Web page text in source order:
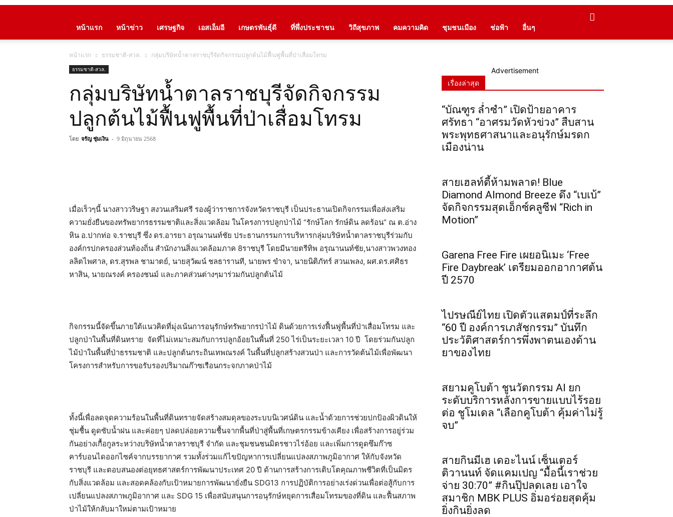
หน้าแรก หน้าข่าว เศรษฐกิจ เอสเอ็มอี เกษตรพันธุ์ดี ที่พึ่งประชาชน วิถีสุขภาพ คมความคิด ชุมชนเมือง ช่อฟ้า อื่นๆ
หน้าแรก ธรรมชาติ-สวล. กลุ่มบริษัทน้ำตาลราชบุรีจัดกิจกรรมปลูกต้นไม้ฟื้นฟูพื้นที่ป่าเสื่อมโทรม
ธรรมชาติ-สวล.
กลุ่มบริษัทน้ำตาลราชบุรีจัดกิจกรรม
ปลูกต้นไม้ฟื้นฟูพื้นที่ป่าเสื่อมโทรม
โดย จรัญ ชุ่มเงิน - 9 มิถุนายน 2568
เมื่อเร็วๆนี้ นางสาววริษฐา สงวนเสริมศรี รองผู้ว่าราชการจังหวัดราชบุรี เป็นประธานเปิดกิจกรรมเพื่อส่งเสริม
ความยั่งยืนของทรัพยากรธรรมชาติและสิ่งแวดล้อม ในโครงการปลูกป่าไม้ “รักษ์โลก รักษ์ดิน ลดร้อน” ณ ต.อ่าง
หิน อ.ปากท่อ จ.ราชบุรี ซึ่ง ดร.อารยา อรุณานนท์ชัย ประธานกรรมการบริหารกลุ่มบริษัทน้ำตาลราชบุรีร่วมกับ
องค์กรปกครองส่วนท้องถิ่น สํานักงานสิ่งแวดล้อมภาค 8ราชบุรี โดยมีนายตรีทิพ อรุณานนท์ชัย,นางสาวพวงทอง
ลลิตไพศาล, ดร.สุรพล ชามาตย์, นายสุวัฒน์ ชลธารานที, นายพร ขำจา, นายนิติภัทร์ สวนเพลง, ผศ.ดร.ศศิธร
หาสิน, นายณรงค์ ครองชนม์ และภาคส่วนต่างๆมาร่วมกันปลูกต้นไม้
กิจกรรมนี้จัดขึ้นภายใต้แนวคิดที่มุ่งเน้นการอนุรักษ์ทรัพยากรป่าไม้ ดินด้วยการเร่งฟื้นฟูพื้นที่ป่าเสื่อมโทรม และ
ปลูกป่าในพื้นที่ดินทราย จัดที่ไม่เหมาะสมกับการปลูกอ้อยในพื้นที่ 250 ไร่เป็นระยะเวลา 10 ปี โดยร่วมกันปลูก
ไม้ป่าในพื้นที่ป่าธรรมชาติ และปลูกต้นกระถินเทพณรงค์ ในพื้นที่ปลูกสร้างสวนป่า และการวัดต้นไม้เพื่อพัฒนา
โครงการสำหรับการขอรับรองปริมาณก๊าซเรือนกระจกภาคป่าไม้
ทั้งนี้เพื่อลดจุดความร้อนในพื้นที่ดินทรายจัดสร้างสมดุลของระบบนิเวศน์ดิน และน้ำด้วยการช่วยปกป้องผิวดินให้
ชุ่มชื้น ดูดซับน้ำฝน และค่อยๆ ปลดปล่อยความชื้นจากพื้นที่ป่าสู่พื้นที่เกษตรกรรมข้างเคียง เพื่อสร้างการอยู่ร่วม
กันอย่างเกื้อกูลระหว่างบริษัทน้ำตาลราชบุรี จำกัด และชุมชนชนมิตรชาวไร่อ้อย และเพิ่มการดูดซึมก๊าซ
คาร์บอนไดออกไซค์จากบรรยากาศ รวมทั้งร่วมแก้ไขปัญหาการเปลี่ยนแปลงสภาพภูมิอากาศ ให้กับจังหวัด
ราชบุรี และตอบสนองต่อยุทธศาสตร์การพัฒนาประเทศ 20 ปี ด้านการสร้างการเติบโตคุณภาพชีวิตที่เป็นมิตร
กับสิ่งแวดล้อม และสอดคล้องกับเป้าหมายการพัฒนายั่งยืน SDG13 การปฏิบัติการอย่างเร่งด่วนเพื่อต่อสู้กับการ
เปลี่ยนแปลงสภาพภูมิอากาศ และ SDG 15 เพื่อสนับสนุนการอนุรักษ์หยุดการเสื่อมโทรมของที่ดิน และฟื้นสภาพ
ป่าไม้ให้กลับมาใหม่ตามเป้าหมาย
Advertisement
เรื่องล่าสุด
“บัณฑูร ล่ำซำ” เปิดป้ายอาคาร
ศรัทธา “อาศรมวัดหัวข่วง” สืบสาน
พระพุทธศาสนาและอนุรักษ์มรดก
เมืองน่าน
สายเฮลท์ตี้ห้ามพลาด! Blue
Diamond Almond Breeze ดึง “เบเบ้”
จัดกิจกรรมสุดเอ็กซ์คลูซีฟ “Rich in
Motion”
Garena Free Fire เผยอนิเมะ ‘Free
Fire Daybreak’ เตรียมออกอากาศต้น
ปี 2570
ไปรษณีย์ไทย เปิดตัวแสตมป์ที่ระลึก
“60 ปี องค์การเภสัชกรรม” บันทึก
ประวัติศาสตร์การพึ่งพาตนเองด้าน
ยาของไทย
สยามคูโบต้า ชูนวัตกรรม AI ยก
ระดับบริการหลังการขายแบบไร้รอย
ต่อ ชูโมเดล “เลือกคูโบต้า คุ้มค่าไม่รู้
จบ”
สายกินมีเฮ เดอะไนน์ เซ็นเตอร์
ติวานนท์ จัดแคมเปญ “มื้อนี้เราช่วย
จ่าย 30:70” #กินปุ๊ปลดเลย เอาใจ
สมาชิก MBK PLUS อิ่มอร่อยสุดคุ้ม
ยิ่งกินยิ่งลด